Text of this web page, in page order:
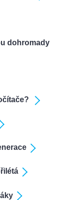
dohromady